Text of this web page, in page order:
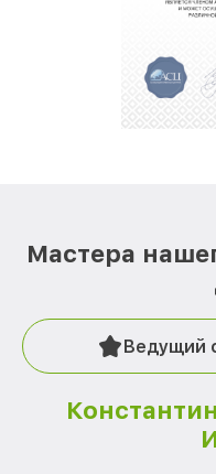
Мастера
Ведущий